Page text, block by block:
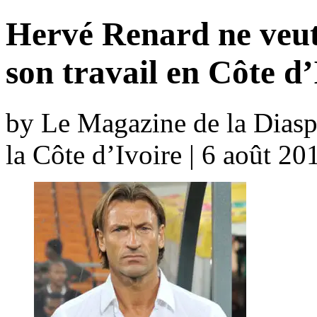
Hervé Renard ne
son travail en Côte
by Le Magazine de la
la Côte d’Ivoire | 6 août